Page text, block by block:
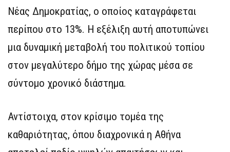
Νέας Δημοκρατίας, ο οποίος καταγράφεται
περίπου στο 13%. Η εξέλιξη αυτή αποτυπώνει
μια δυναμική μεταβολή του πολιτικού τοπίου
στον μεγαλύτερο δήμο της χώρας μέσα σε
σύντομο χρονικό διάστημα.
Αντίστοιχα, στον κρίσιμο τομέα της
καθαριότητας, όπου διαχρονικά η Αθήνα